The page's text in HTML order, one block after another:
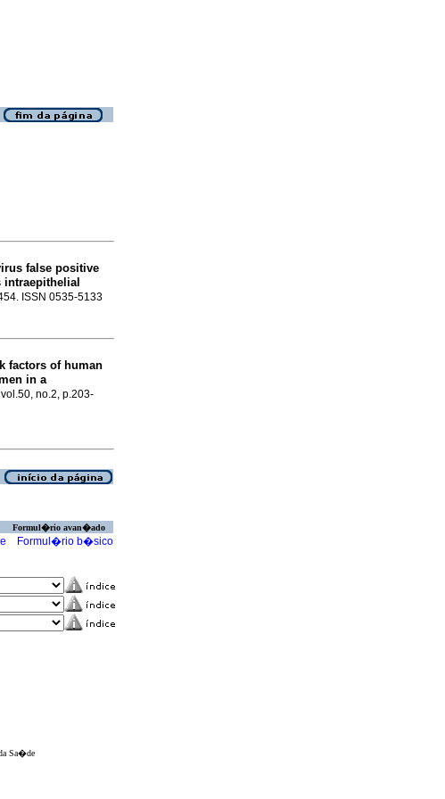
false positive
ISSN 0535-5133
factors of human
in a
no.2, p.203-
Formul�rio avan�ado
Formul�rio b�sico
Sa�de